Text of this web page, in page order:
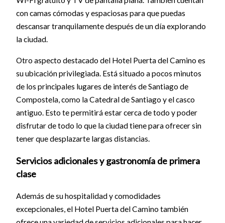
con camas cómodas y espaciosas para que puedas
descansar tranquilamente después de un día explorando
la ciudad.
Otro aspecto destacado del Hotel Puerta del Camino es
su ubicación privilegiada. Está situado a pocos minutos
de los principales lugares de interés de Santiago de
Compostela, como la Catedral de Santiago y el casco
antiguo. Esto te permitirá estar cerca de todo y poder
disfrutar de todo lo que la ciudad tiene para ofrecer sin
tener que desplazarte largas distancias.
Servicios adicionales y gastronomía de primera
clase
Además de su hospitalidad y comodidades
excepcionales, el Hotel Puerta del Camino también